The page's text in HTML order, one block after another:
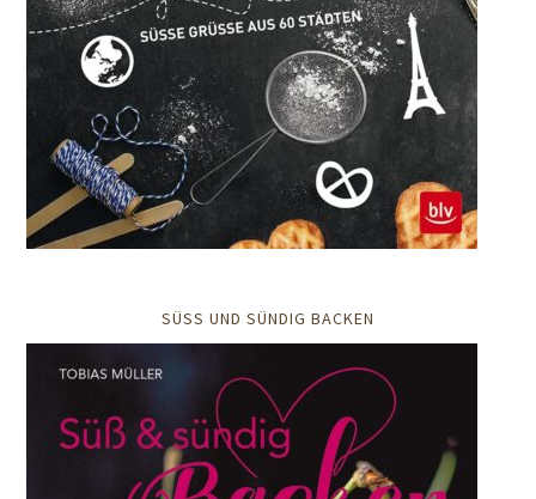
SÜSS UND SÜNDIG BACKEN